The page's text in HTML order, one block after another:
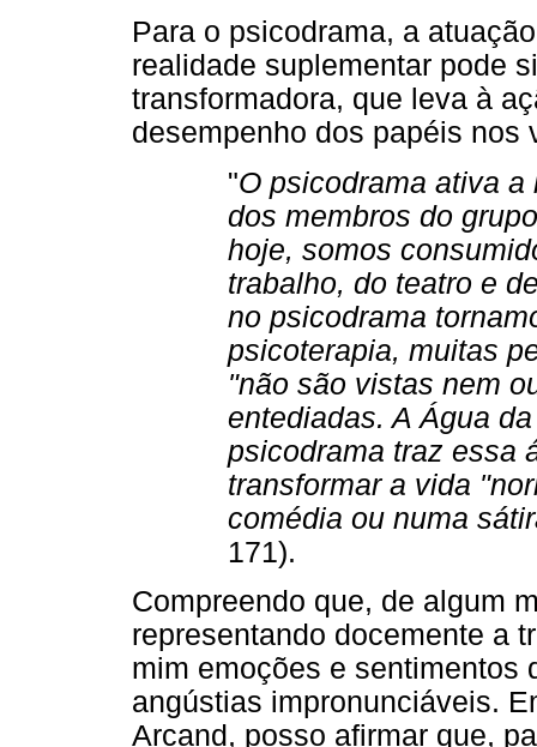
Para o psicodrama, a
realidade suplementar pode
transformadora, que leva à
desempenho dos papéis
"O psicodrama ativa
dos membros do
hoje, somos
trabalho, do teatro e
no psicodrama
psicoterapia, muitas
"não são vistas nem
entediadas. A Água
psicodrama traz essa
transformar a vida
comédia ou numa
171).
Compreendo que, de algum
representando docemente a
mim emoções e sentimentos
angústias impronunciáveis.
Arcand, posso afirmar que,